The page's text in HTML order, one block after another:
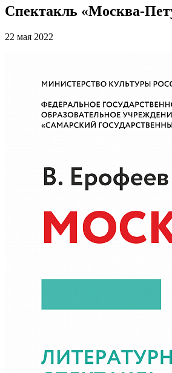
Спектакль «Москва-
22 мая 2022